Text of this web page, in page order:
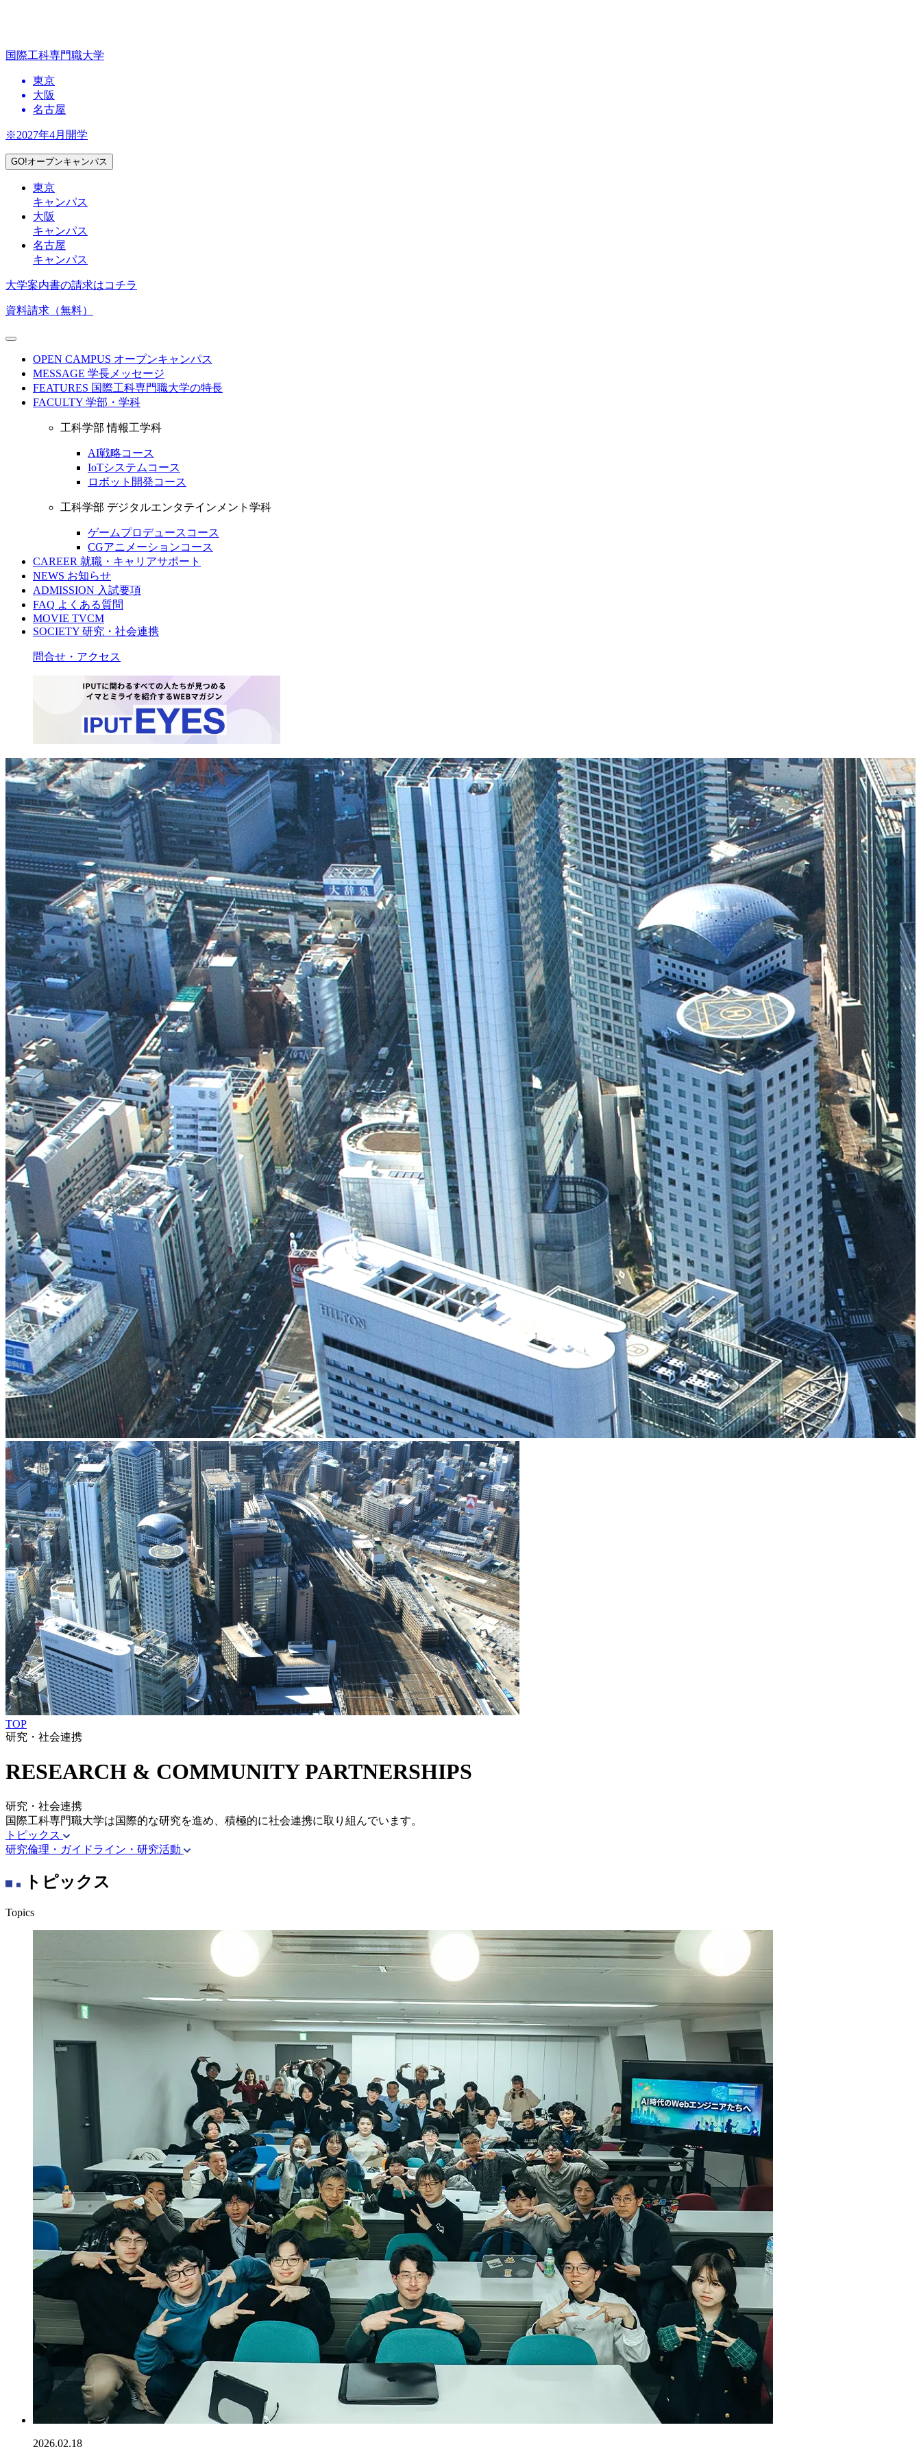
国際工科専門職大学
東京
大阪
名古屋
※2027年4月開学
GO!オープンキャンパス
東京
キャンパス
大阪
キャンパス
名古屋
キャンパス
大学案内書の請求はコチラ
資料請求（無料）
OPEN CAMPUS オープンキャンパス
MESSAGE 学長メッセージ
FEATURES 国際工科専門職大学の特長
FACULTY 学部・学科
工科学部 情報工学科
AI戦略コース
IoTシステムコース
ロボット開発コース
工科学部 デジタルエンタテインメント学科
ゲームプロデュースコース
CGアニメーションコース
CAREER 就職・キャリアサポート
NEWS お知らせ
ADMISSION 入試要項
FAQ よくある質問
MOVIE TVCM
SOCIETY 研究・社会連携
問合せ・アクセス
TOP
研究・社会連携
RESEARCH & COMMUNITY PARTNERSHIPS
研究・社会連携
国際工科専門職大学は国際的な研究を進め、積極的に社会連携に取り組んでいます。
トピックス
研究倫理・ガイドライン・研究活動
トピックス
Topics
2026.02.18